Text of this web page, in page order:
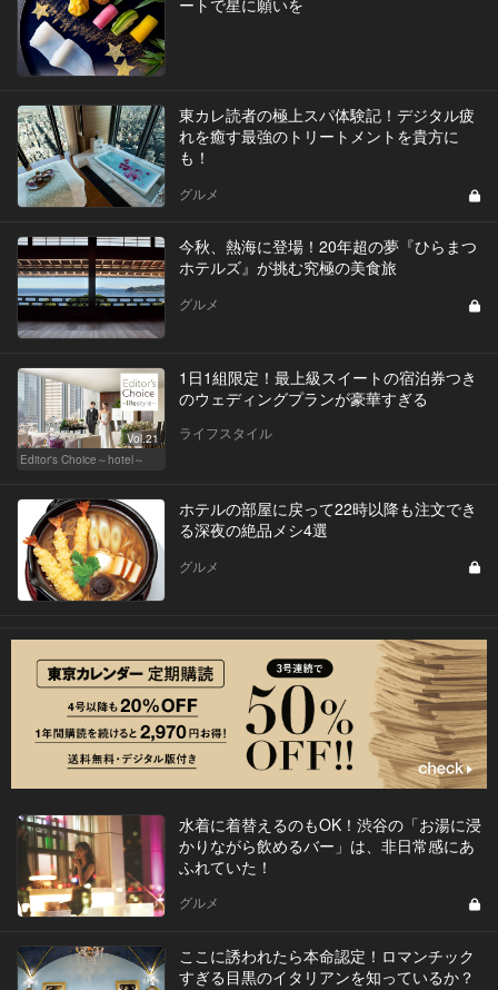
ートで星に願いを
東カレ読者の極上スパ体験記！デジタル疲
れを癒す最強のトリートメントを貴方に
も！
グルメ
今秋、熱海に登場！20年超の夢『ひらまつ
ホテルズ』が挑む究極の美食旅
グルメ
Vol.21
Editor's Choice～hotel～
1日1組限定！最上級スイートの宿泊券つき
のウェディングプランが豪華すぎる
ライフスタイル
ホテルの部屋に戻って22時以降も注文でき
る深夜の絶品メシ4選
グルメ
水着に着替えるのもOK！渋谷の「お湯に浸
かりながら飲めるバー」は、非日常感にあ
ふれていた！
グルメ
ここに誘われたら本命認定！ロマンチック
すぎる目黒のイタリアンを知っているか？